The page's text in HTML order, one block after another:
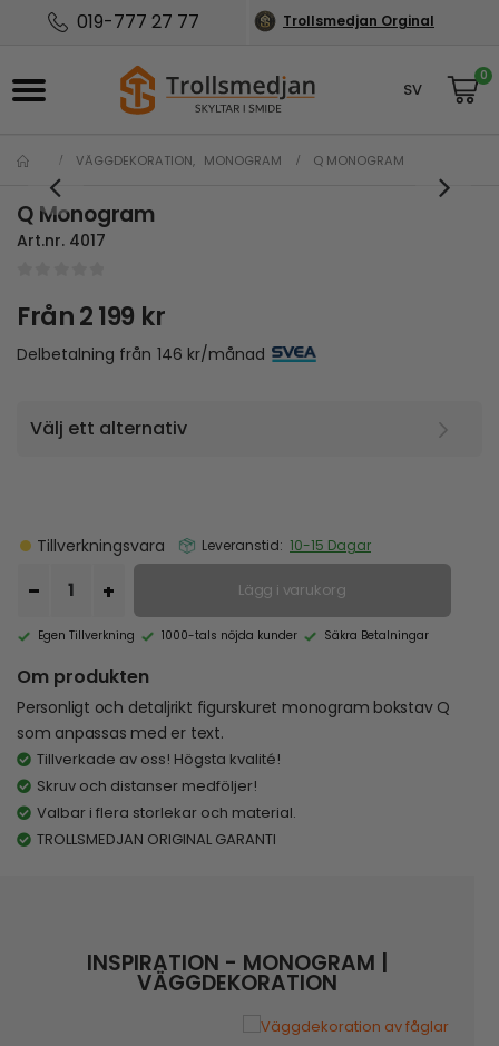
019-777 27 77 Trollsmedjan Orginal
SV
0
VÄGGDEKORATION, MONOGRAM Q MONOGRAM
Q Monogram
Art.nr. 4017
Från2 199 kr
Delbetalning från 146 kr/månad
Tillverkningsvara Leveranstid: 10-15 Dagar
Lägg i varukorg
Egen Tillverkning 1000-tals nöjda kunder Säkra Betalningar
Om produkten
Personligt och detaljrikt figurskuret monogram bokstav Q
som anpassas med er text.
Tillverkade av oss! Högsta kvalité!
Skruv och distanser medföljer!
Valbar i flera storlekar och material.
TROLLSMEDJAN ORIGINAL GARANTI
INSPIRATION - MONOGRAM |
VÄGGDEKORATION